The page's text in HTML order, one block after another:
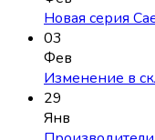
Новая серия
03
Фев
Изменение в
29
Янв